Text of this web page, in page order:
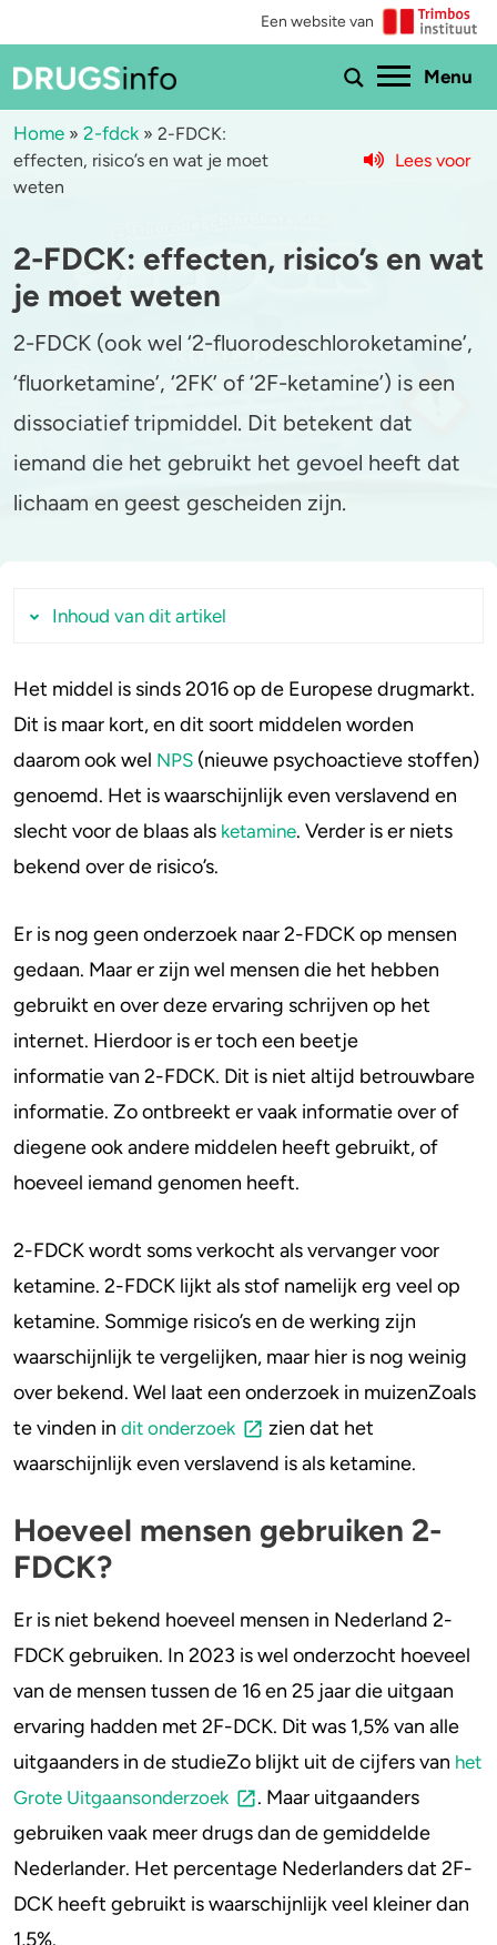
Een website van
Menu
Menu
Cocaïne
Speed
3-MMC
GHB
Lachgas
2C-B
Ketamine
Ayahuasca
LSD
Benzodiazepines
4-FA
Crack
Zwangerschap
Drugs & de wet
Combinaties & medicijnen
Zorgen om iemand
Feiten over verslaving
Trends & Cijfers
Check je gebruik
Stel een vraag
Home » 2-fdck » 2-FDCK:
effecten, risico’s en wat je moet
weten
Lees voor
2-FDCK: effecten, risico’s en wat
je moet weten
2-FDCK (ook wel ‘2-fluorodeschloroketamine’,
‘fluorketamine’, ‘2FK’ of ‘2F-ketamine’) is een
dissociatief tripmiddel. Dit betekent dat
iemand die het gebruikt het gevoel heeft dat
lichaam en geest gescheiden zijn.
Inhoud van dit artikel
Hoeveel mensen gebruiken 2-FDCK?
Werking
Risico’s
Verslaving
Wetgeving
Het middel is sinds 2016 op de Europese drugmarkt.
Dit is maar kort, en dit soort middelen worden
daarom ook wel NPS (nieuwe psychoactieve stoffen)
genoemd. Het is waarschijnlijk even verslavend en
slecht voor de blaas als ketamine. Verder is er niets
bekend over de risico’s.
Er is nog geen onderzoek naar 2-FDCK op mensen
gedaan. Maar er zijn wel mensen die het hebben
gebruikt en over deze ervaring schrijven op het
internet. Hierdoor is er toch een beetje
informatie van 2-FDCK. Dit is niet altijd betrouwbare
informatie. Zo ontbreekt er vaak informatie over of
diegene ook andere middelen heeft gebruikt, of
hoeveel iemand genomen heeft.
2-FDCK wordt soms verkocht als vervanger voor
ketamine. 2-FDCK lijkt als stof namelijk erg veel op
ketamine. Sommige risico’s en de werking zijn
waarschijnlijk te vergelijken, maar hier is nog weinig
over bekend. Wel laat een onderzoek in muizenZoals
te vinden in dit onderzoek
zien dat het
waarschijnlijk even verslavend is als ketamine.
Hoeveel mensen gebruiken 2-
FDCK?
Er is niet bekend hoeveel mensen in Nederland 2-
FDCK gebruiken. In 2023 is wel onderzocht hoeveel
van de mensen tussen de 16 en 25 jaar die uitgaan
ervaring hadden met 2F-DCK. Dit was 1,5% van alle
uitgaanders in de studieZo blijkt uit de cijfers van het
Grote Uitgaansonderzoek
. Maar uitgaanders
gebruiken vaak meer drugs dan de gemiddelde
Nederlander. Het percentage Nederlanders dat 2F-
DCK heeft gebruikt is waarschijnlijk veel kleiner dan
1,5%.